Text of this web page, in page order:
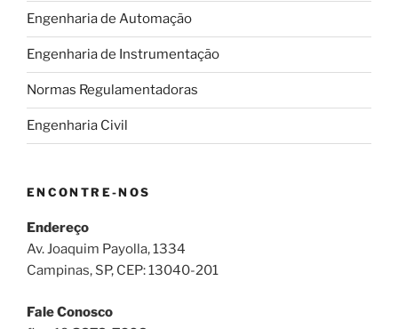
Engenharia de Automação
Engenharia de Instrumentação
Normas Regulamentadoras
Engenharia Civil
ENCONTRE-NOS
Endereço
Av. Joaquim Payolla, 1334
Campinas, SP, CEP: 13040-201
Fale Conosco